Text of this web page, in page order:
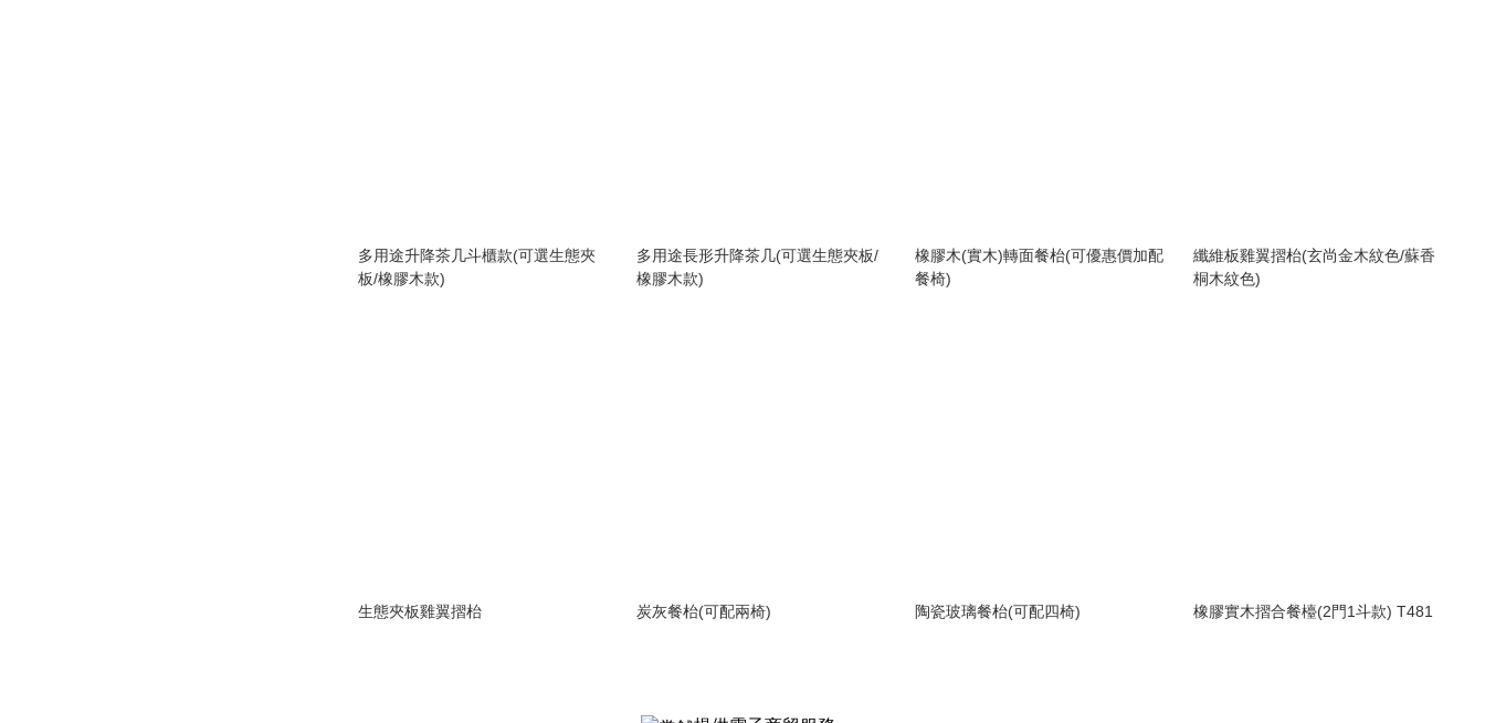
多用途升降茶几斗櫃款(可選生態夾
板/橡膠木款)
多用途長形升降茶几(可選生態夾板/
橡膠木款)
橡膠木(實木)轉面餐枱(可優惠價加配
餐椅)
纖維板雞翼摺枱(玄尚金木紋色/蘇香
桐木紋色)
生態夾板雞翼摺枱 炭灰餐枱(可配兩椅) 陶瓷玻璃餐枱(可配四椅) 橡膠實木摺合餐檯(2門1斗款) T481